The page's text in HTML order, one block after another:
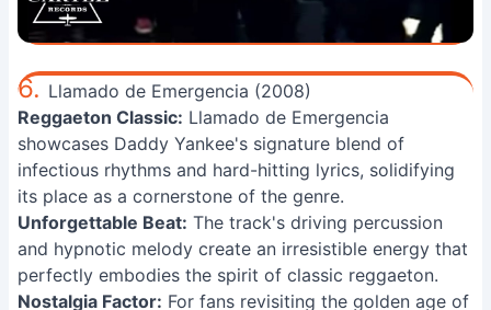
6. Llamado de Emergencia (2008)
Reggaeton Classic: Llamado de Emergencia
showcases Daddy Yankee's signature blend of
infectious rhythms and hard-hitting lyrics, solidifying
its place as a cornerstone of the genre.
Unforgettable Beat: The track's driving percussion
and hypnotic melody create an irresistible energy that
perfectly embodies the spirit of classic reggaeton.
Nostalgia Factor: For fans revisiting the golden age of